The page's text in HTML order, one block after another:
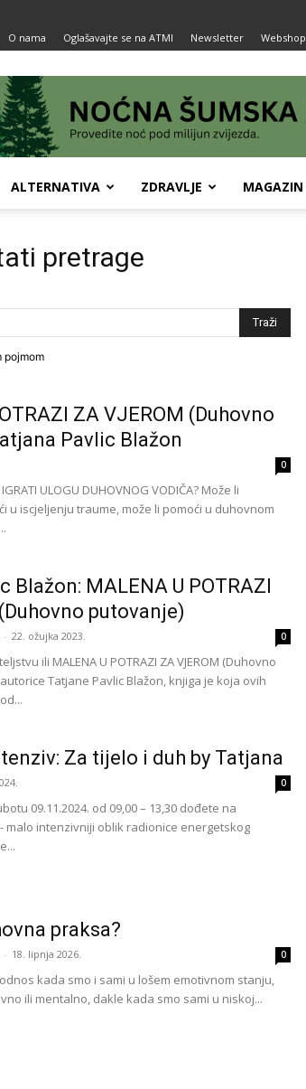
O nama Oglašavajte se na ATMI Newsletter Webshop
ALTERNATIVA ZDRAVLJE MAGAZIN
pretrage
pojmom
ZA VJEROM (Duhovno
Pavlic Blažon
0
IGRATI ULOGU DUHOVNOG VODIČA? Može li
u iscjeljenju traume, može li pomoći u duhovnom
Blažon: MALENA U POTRAZI
putovanje)
- 22. ožujka 2023. 0
ili MALENA U POTRAZI ZA VJEROM (Duhovno
Tatjane Pavlic Blažon, knjiga je koja ovih
Za tijelo i duh by Tatjana
0
09.11.2024. od 09,00 – 13,30 dođete na
- malo intenzivniji oblik radionice energetskog
praksa?
- 18. lipnja 2026. 0
kada smo i sami u lošem emotivnom stanju,
ili mentalno, dakle kada smo sami u niskoj...